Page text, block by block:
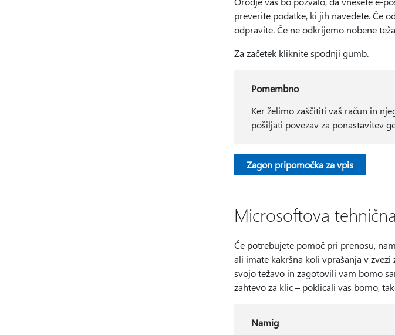
preverite podatke, ki jih navedete. Če
odpravite. Če ne odkrijemo nobene
Za začetek kliknite spodnji gumb.
Pomembno
Ker želimo zaščititi vaš račun in
pošiljati povezav za ponastavitev
Zagon pripomočka za vpis
Microsoftova
Če potrebujete pomoč pri prenosu,
ali imate kakršna koli vprašanja v
svojo težavo in zagotovili vam bomo
zahtevo za klic – poklicali vas bomo,
Namig